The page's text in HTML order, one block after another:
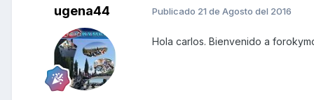
ugena44 Publicado 21 de Agosto del 2016
Hola carlos. Bienvenido a